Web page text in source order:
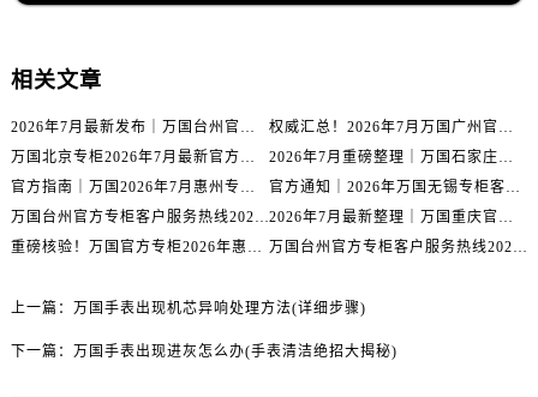
内蒙古自治区包头市青山区幸福路甲3号王府井百货名表维修万国售后服务中心（需提前预约）
内蒙古自治区乌海市海勃湾区人民南路万国售后服务中心（需提前预约）
内蒙古自治区乌兰察布市集宁区恩和大街万国售后服务中心（需提前预约）
内蒙古自治区锡林郭勒盟市锡林浩特市光明街与额尔敦路交叉口万国售后服务中心（需提前预约）
相关文章
2026年7月最新发布｜万国台州官方专柜客户服务热线与专柜信息攻略
权威汇总！2026年7月万国广州官方专柜客户服务电话及门店名录
万国北京专柜2026年7月最新官方客服热线｜门店信息及服务攻略发布
2026年7月重磅整理｜万国石家庄官方专柜服务电话&客户服务中心公告
官方指南｜万国2026年7月惠州专柜客户服务热线与门店信息全攻略
官方通知｜2026年万国无锡专柜客户服务热线全新升级（附7月最新专柜信息汇总）
万国台州官方专柜客户服务热线2026年7月最新公告｜专柜信息权威核验
2026年7月最新整理｜万国重庆官方专柜名录+客服电话，门店信息大公开
重磅核验！万国官方专柜2026年惠州客户服务热线与门店信息（7月最新）
万国台州官方专柜客户服务热线2026年7月最新通告｜专柜信息权威发布
上一篇： 万国手表出现机芯异响处理方法(详细步骤)
下一篇： 万国手表出现进灰怎么办(手表清洁绝招大揭秘)